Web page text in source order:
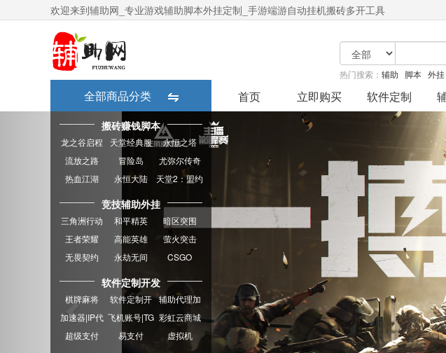
欢迎来到辅助网_专业游戏辅助脚本外挂定制_手游端游自动挂机搬砖多开工具
热门搜索：辅助 脚本 外挂
全部商品分类
搬砖赚钱脚本
龙之谷启程 天堂经典服
永恒之塔
流放之路
冒险岛
尤弥尔传奇
热血江湖
永恒大陆 天堂2：盟约
竞技辅助外挂
三角洲行动 和平精英
暗区突围
王者荣耀
高能英雄
萤火突击
无畏契约
永劫无间 CSGO
软件定制开发
棋牌麻将
软件定制开 辅助代理加
加速器|IP代 飞机账号|TG 彩虹云商城
超级支付
易支付 虚拟机
首页 立即购买 软件定制
Previous